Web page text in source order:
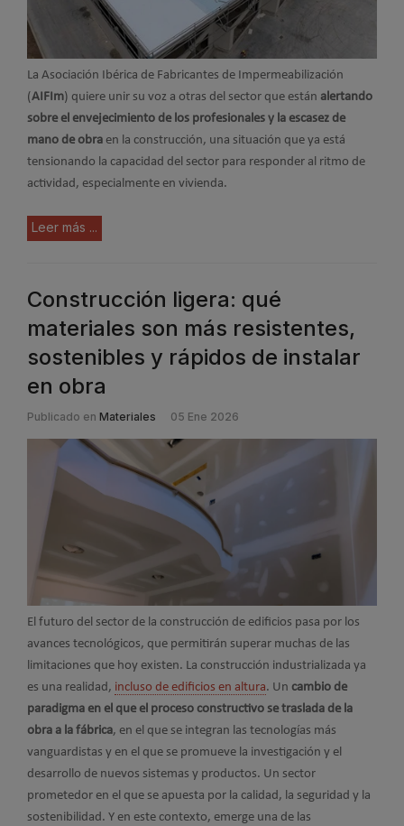
La Asociación Ibérica de Fabricantes de Impermeabilización
(AIFIm) quiere unir su voz a otras del sector que están alertando
sobre el envejecimiento de los profesionales y la escasez de
mano de obra en la construcción, una situación que ya está
tensionando la capacidad del sector para responder al ritmo de
actividad, especialmente en vivienda.
Leer más ...
Construcción ligera: qué
materiales son más resistentes,
sostenibles y rápidos de instalar
en obra
Publicado en Materiales 05 Ene 2026
El futuro del sector de la construcción de edificios pasa por los
avances tecnológicos, que permitirán superar muchas de las
limitaciones que hoy existen. La construcción industrializada ya
es una realidad, incluso de edificios en altura. Un cambio de
paradigma en el que el proceso constructivo se traslada de la
obra a la fábrica, en el que se integran las tecnologías más
vanguardistas y en el que se promueve la investigación y el
desarrollo de nuevos sistemas y productos. Un sector
prometedor en el que se apuesta por la calidad, la seguridad y la
sostenibilidad. Y en este contexto, emerge una de las